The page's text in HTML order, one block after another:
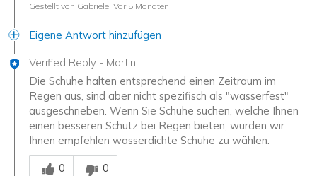
Gestellt von Gabriele Vor 5 Monaten
Eigene Antwort hinzufügen
Verified Reply - Martin
Die Schuhe halten entsprechend einen Zeitraum im
Regen aus, sind aber nicht spezifisch als "wasserfest"
ausgeschrieben. Wenn Sie Schuhe suchen, welche Ihnen
einen besseren Schutz bei Regen bieten, würden wir
Ihnen empfehlen wasserdichte Schuhe zu wählen.
Mitarbeiter-Gutachter
0
0